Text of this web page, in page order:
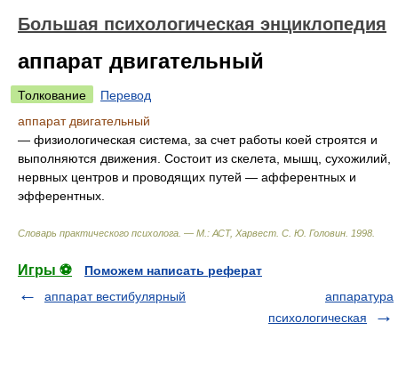
Большая психологическая энциклопедия
аппарат двигательный
Толкование
Перевод
аппарат двигательный
— физиологическая система, за счет работы коей строятся и
выполняются движения. Состоит из скелета, мышц, сухожилий,
нервных центров и проводящих путей — афферентных и
эфферентных.
Словарь практического психолога. — М.: АСТ, Харвест С. Ю. Головин 1998
Игры ⚽
Поможем написать реферат
аппарат вестибулярный
аппаратура
психологическая